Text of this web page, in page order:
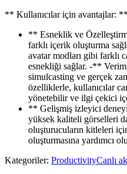
** Kullanıcılar için avantajlar: **
** Esneklik ve
farklı içerik oluşturma
avatar modları gibi farklı
esnekliği sağlar. -**
simulcasting ve gerçek
özelliklerle, kullanıcılar
yönetebilir ve ilgi çekici
** Gelişmiş izleyici
yüksek kaliteli görselleri
oluşturucuların kitleleri
oluşturmasına yardımcı
Kategoriler: ProductivityCanlı